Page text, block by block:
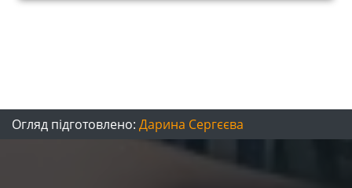
Огляд підготовлено: Дарина Сергєєва